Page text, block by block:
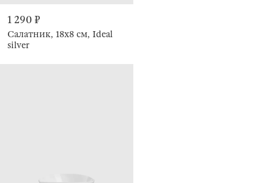
1 290 ₽
Салатник, 18х8 см, Ideal
silver